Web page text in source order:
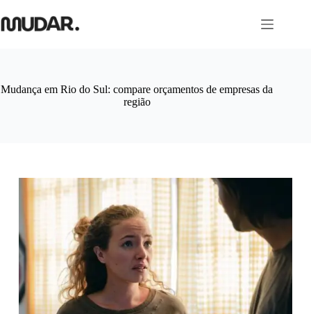
para
o
Mudança em Rio do Sul: compare orçamentos de empresas da
região